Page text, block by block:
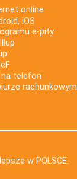
online
iOS
e-pity
na telefon
rachunkowym
w POLSCE.